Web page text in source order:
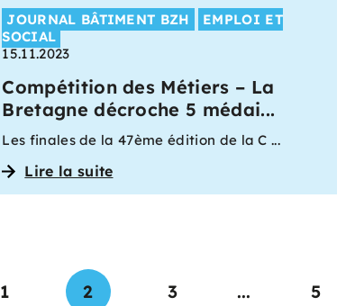
JOURNAL BÂTIMENT BZH
EMPLOI ET
SOCIAL
15.11.2023
Compétition des Métiers – La
Bretagne décroche 5 médai...
Les finales de la 47ème édition de la C ...
Lire la suite
1 2 3 ... 5